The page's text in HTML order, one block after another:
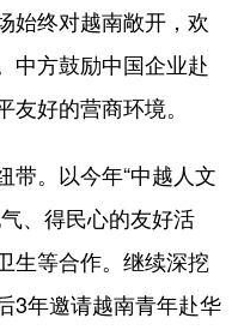
始终对越南敞开，欢
中方鼓励中国企业赴
好的营商环境。
。以今年“中越人文
、得民心的友好活
生等合作。继续深挖
3年邀请越南青年赴华